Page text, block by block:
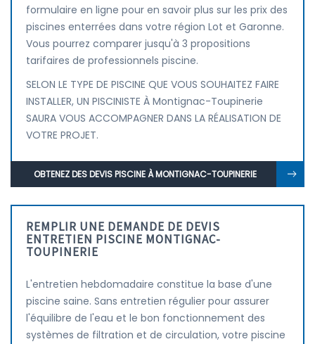
formulaire en ligne pour en savoir plus sur les prix des
piscines enterrées dans votre région Lot et Garonne.
Vous pourrez comparer jusqu'à 3 propositions
tarifaires de professionnels piscine.
SELON LE TYPE DE PISCINE QUE VOUS SOUHAITEZ FAIRE
INSTALLER, UN PISCINISTE À Montignac-Toupinerie
SAURA VOUS ACCOMPAGNER DANS LA RÉALISATION DE
VOTRE PROJET.
OBTENEZ DES DEVIS PISCINE À MONTIGNAC-TOUPINERIE
REMPLIR UNE DEMANDE DE DEVIS
ENTRETIEN PISCINE MONTIGNAC-
TOUPINERIE
L'entretien hebdomadaire constitue la base d'une
piscine saine. Sans entretien régulier pour assurer
l'équilibre de l'eau et le bon fonctionnement des
systèmes de filtration et de circulation, votre piscine